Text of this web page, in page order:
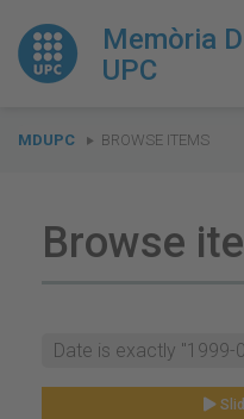
Memòria
UPC
You
MDUPC BROWSE ITEMS
Browse
Date is exactly "1999-